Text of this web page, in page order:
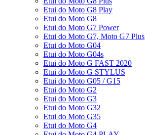
Etui do Moto G8 Play
Etui do Moto G8
Etui do Moto G7 Power
Etui do Moto G7, Moto G7 Plus
Etui do Moto G04
Etui do Moto G04s
Etui do Moto G FAST 2020
Etui do Moto G STYLUS
Etui do Moto G05 / G15
Etui do Moto G2
Etui do Moto G3
Etui do Moto G32
Etui do Moto G35
Etui do Moto G4